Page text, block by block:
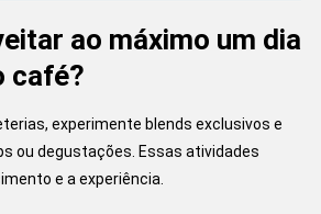
ao máximo um dia
café?
experimente blends exclusivos e
ou degustações. Essas atividades
e a experiência.